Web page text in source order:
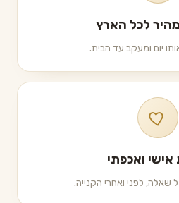
לכל הארץ
יום ומעקב עד הבית.
אישי ואכפתי
שאלה, לפני ואחרי הקנייה.